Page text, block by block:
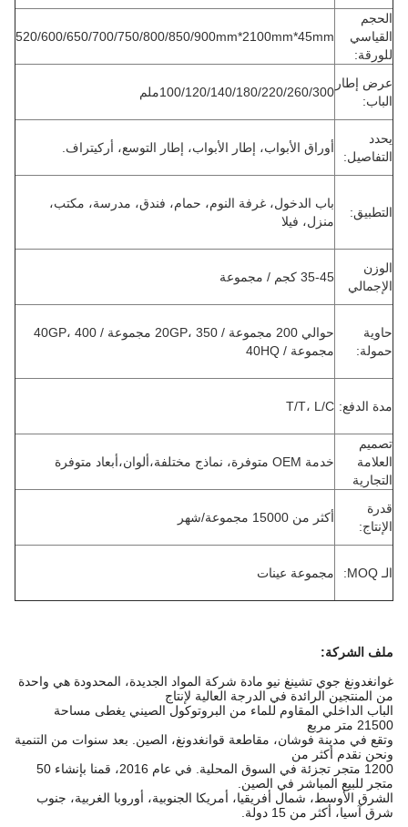
الحجم
القياسي
للورقة:
520/600/650/700/750/800/850/900mm*2100mm*45mm
عرض إطار
الباب:
100/120/140/180/220/260/300ملم
يحدد
التفاصيل:
أوراق الأبواب، إطار الأبواب، إطار التوسع، أركيتراف.
التطبيق:
باب الدخول، غرفة النوم، حمام، فندق، مدرسة، مكتب،
منزل، فيلا
الوزن
الإجمالي
35-45 كجم / مجموعة
حاوية
حمولة:
حوالي 200 مجموعة / 20GP، 350 مجموعة / 40GP، 400
مجموعة / 40HQ
مدة الدفع: T/T، L/C
تصميم
العلامة
التجارية
خدمة OEM متوفرة، نماذج مختلفة،ألوان،أبعاد متوفرة
قدرة
الإنتاج:
أكثر من 15000 مجموعة/شهر
الـ MOQ: مجموعة عينات
ملف الشركة:
غوانغدونغ جوي تشينغ نيو مادة شركة المواد الجديدة، المحدودة هي واحدة
من المنتجين الرائدة في الدرجة العالية لإنتاج
الباب الداخلي المقاوم للماء من البروتوكول الصيني يغطى مساحة
21500 متر مربع
وتقع في مدينة فوشان، مقاطعة قوانغدونغ، الصين. بعد سنوات من التنمية
ونحن نقدم أكثر من
1200 متجر تجزئة في السوق المحلية. في عام 2016، قمنا بإنشاء 50
متجر للبيع المباشر في الصين.
الشرق الأوسط، شمال أفريقيا، أمريكا الجنوبية، أوروبا الغربية، جنوب
شرق آسيا، أكثر من 15 دولة.